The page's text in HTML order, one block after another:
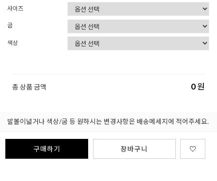
사이즈
굽
색상
총 상품 금액 0원
발볼이넓거나 색상/굽 등 원하시는 변경사항은 배송메세지에 적어주세요.
구매하기 장바구니 ♡